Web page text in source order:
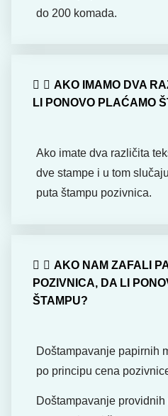
do 200 komada.
AKO IMAMO DVA
LI PONOVO PLAĆAMO
Ako imate dva različita
dve stampe i u tom
puta štampu pozivnica.
AKO NAM ZAFALI
POZIVNICA, DA LI
ŠTAMPU?
Doštampavanje papirnih
po principu cena
Doštampavanje